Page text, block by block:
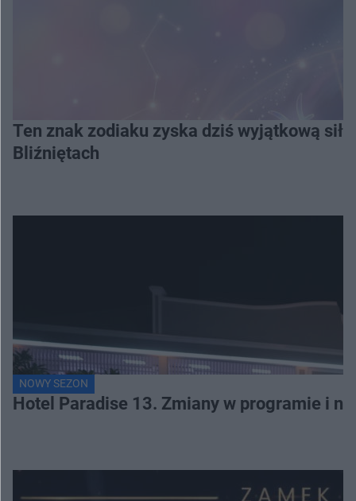
Ten znak zodiaku zyska dziś wyjątkową
Bliźniętach
NOWY SEZON
Hotel Paradise 13. Zmiany w programie i